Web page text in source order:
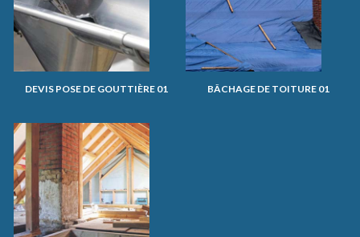
DEVIS POSE DE GOUTTIÈRE 01 BÂCHAGE DE TOITURE 01